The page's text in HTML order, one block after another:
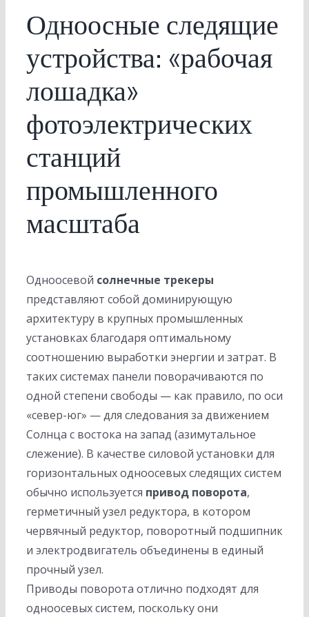
Одноосные следящие
устройства: «рабочая
лошадка»
фотоэлектрических
станций
промышленного
масштаба
Одноосевой солнечные трекеры
представляют собой доминирующую
архитектуру в крупных промышленных
установках благодаря оптимальному
соотношению выработки энергии и затрат. В
таких системах панели поворачиваются по
одной степени свободы — как правило, по оси
«север-юг» — для следования за движением
Солнца с востока на запад (азимутальное
слежение). В качестве силовой установки для
горизонтальных одноосевых следящих систем
обычно используется привод поворота,
герметичный узел редуктора, в котором
червячный редуктор, поворотный подшипник
и электродвигатель объединены в единый
прочный узел.
Приводы поворота отлично подходят для
одноосевых систем, поскольку они